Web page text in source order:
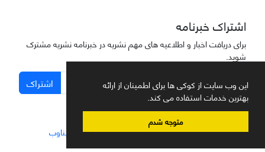
این وب سایت از کوکی ها برای اطمینان از ارائه
بهترین خدمات استفاده می کند.
متوجه شدم
اشتراک خبرنامه
برای دریافت اخبار و اطلاعیه های مهم نشریه در خبرنامه نشریه مشترک
شوید.
اشتراک
سامانه مدیریت نشریات علمی.طراحی و پیاده سازی از سیناوب